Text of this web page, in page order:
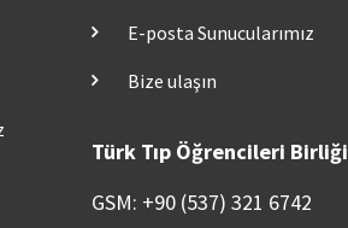
E-posta Sunucularımız
Bize ulaşın
Türk Tıp Öğrencileri Birliği
GSM: +90 (537) 321 6742